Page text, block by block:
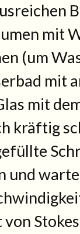
mit
(um
mit
mit
kräftig
und
von